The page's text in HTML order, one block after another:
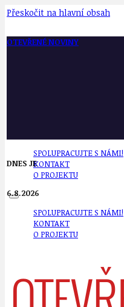
Přeskočit na hlavní obsah
OTEVŘENÉ NOVINY
SPOLUPRACUJTE S NÁMI!
KONTAKT
O PROJEKTU
SPOLUPRACUJTE S NÁMI!
KONTAKT
O PROJEKTU
DNES JE
6.8.2026